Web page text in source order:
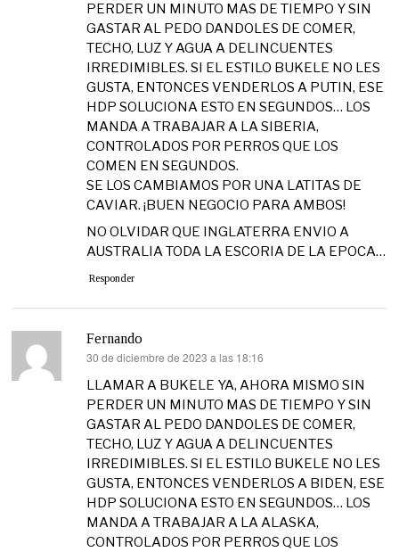
PERDER UN MINUTO MAS DE TIEMPO Y SIN
GASTAR AL PEDO DANDOLES DE COMER,
TECHO, LUZ Y AGUA A DELINCUENTES
IRREDIMIBLES. SI EL ESTILO BUKELE NO LES
GUSTA, ENTONCES VENDERLOS A PUTIN, ESE
HDP SOLUCIONA ESTO EN SEGUNDOS… LOS
MANDA A TRABAJAR A LA SIBERIA,
CONTROLADOS POR PERROS QUE LOS
COMEN EN SEGUNDOS.
SE LOS CAMBIAMOS POR UNA LATITAS DE
CAVIAR. ¡BUEN NEGOCIO PARA AMBOS!
NO OLVIDAR QUE INGLATERRA ENVIO A
AUSTRALIA TODA LA ESCORIA DE LA EPOCA…
Responder
Fernando
dice:
30 de diciembre de 2023 a las 18:16
LLAMAR A BUKELE YA, AHORA MISMO SIN
PERDER UN MINUTO MAS DE TIEMPO Y SIN
GASTAR AL PEDO DANDOLES DE COMER,
TECHO, LUZ Y AGUA A DELINCUENTES
IRREDIMIBLES. SI EL ESTILO BUKELE NO LES
GUSTA, ENTONCES VENDERLOS A BIDEN, ESE
HDP SOLUCIONA ESTO EN SEGUNDOS… LOS
MANDA A TRABAJAR A LA ALASKA,
CONTROLADOS POR PERROS QUE LOS